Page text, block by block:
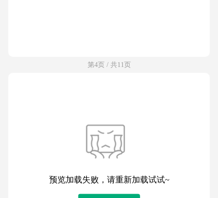
第4页 / 共11页
预览加载失败，请重新加载试试~